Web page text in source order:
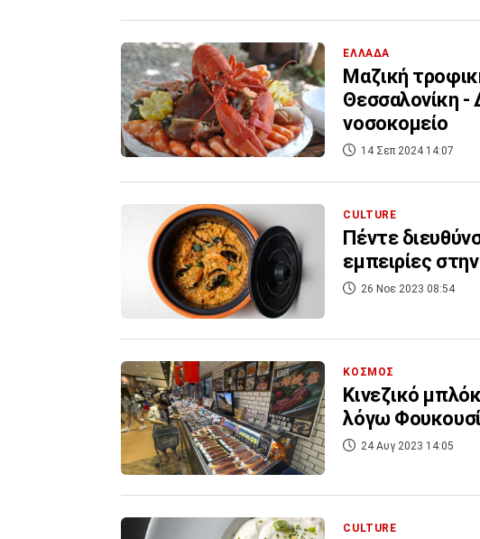
ΕΛΛΑΔΑ
Μαζική
Θεσσαλονίκη -
νοσοκομείο
14 Σεπ 2024 14:07
CULTURE
Πέντε
εμπειρίες
26 Νοε 2023 08:54
ΚΟΣΜΟΣ
Κινεζικό
λόγω
24 Αυγ 2023 14:05
CULTURE